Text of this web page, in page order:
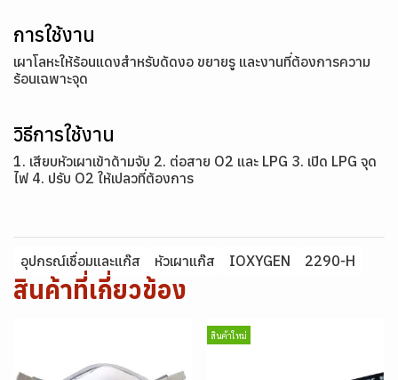
การใช้งาน
เผาโลหะให้ร้อนแดงสำหรับดัดงอ ขยายรู และงานที่ต้องการความ
ร้อนเฉพาะจุด
วิธีการใช้งาน
1. เสียบหัวเผาเข้าด้ามจับ 2. ต่อสาย O2 และ LPG 3. เปิด LPG จุด
ไฟ 4. ปรับ O2 ให้เปลวที่ต้องการ
อุปกรณ์เชื่อมและแก๊ส หัวเผาแก๊ส IOXYGEN 2290-H
สินค้าที่เกี่ยวข้อง
สินค้าใหม่